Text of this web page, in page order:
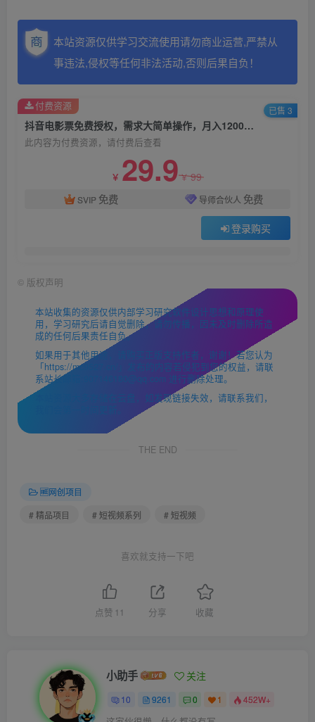
本站资源仅供学习交流使用请勿商业运营,严禁从
事违法,侵权等任何非法活动,否则后果自负！
抖音电影票免费授权，需求大简单操作，月入12000+（教程+素材打包）
此内容为付费资源，请付费后查看
￥ 29.9￥99
SVIP 免费 导师合伙人 免费
登录购买
付费资源 已售 3
© 版权声明
本站收集的资源仅供内部学习研究软件设计思想和原理使
用，学习研究后请自觉删除，请勿传播，因未及时删除所造
成的任何后果责任自负。
如果用于其他用途，请购买正版支持作者，谢谢！若您认为
「https://mc9527.cn/」发布的内容若侵犯到您的权益，请联
系站长邮箱:907146180@qq.com 进行删除处理。
本站资源大多存储在云盘，如发现链接失效，请联系我们，
我们会第一时间更新。
THE END
🆓网创项目
# 精品项目
# 短视频系列 # 短视频
喜欢就支持一下吧
点赞 11 分享 收藏
小助手 关注
10 9261 0 1 452W+